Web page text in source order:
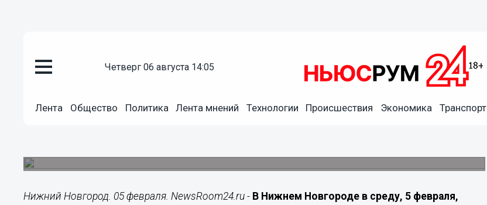
четверг 06 августа 14:05
Лента Общество Политика Лента мнений Технологии Происшествия Экономика Транспорт
В Нижнем Новгороде 5 февраля ожидается морозный и
Нижний Новгород. 05 февраля. NewsRoom24.ru - В Нижнем Новгороде в среду, 5 февраля,